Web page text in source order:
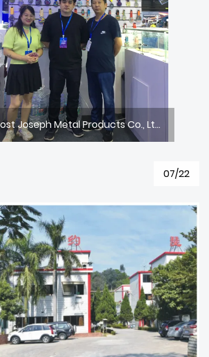
Společnost Joseph Metal Products Co., Ltd., která inovuje a vyvíjí, aby vedla budoucnost, se zúčastnila 14. výstavy Dongguan Taiwan Famous Products Expo v roce 2023
07/22